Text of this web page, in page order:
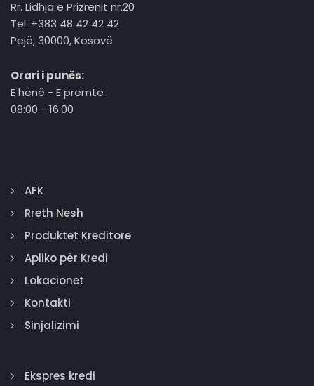
Rr. Lidhja e Prizrenit nr.20
Tel: +383 48 42 42 42
Pejë, 30000, Kosovë
Orari i punës:
E hënë - E premte
08:00 - 16:00
AFK
Rreth Nesh
Produktet Kreditore
Apliko për Kredi
Lokacionet
Kontakti
Sinjalizimi
Ekspres kredi